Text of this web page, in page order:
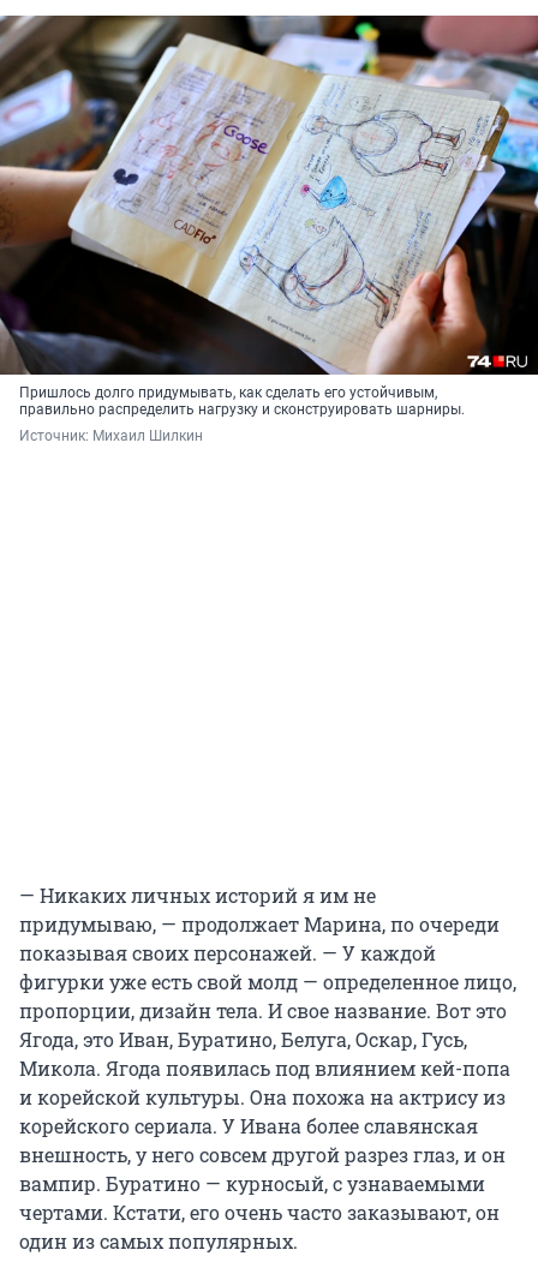
Пришлось долго придумывать, как сделать его устойчивым,
правильно распределить нагрузку и сконструировать шарниры.
Источник: Михаил Шилкин
— Никаких личных историй я им не
придумываю, — продолжает Марина, по очереди
показывая своих персонажей. — У каждой
фигурки уже есть свой молд — определенное лицо,
пропорции, дизайн тела. И свое название. Вот это
Ягода, это Иван, Буратино, Белуга, Оскар, Гусь,
Микола. Ягода появилась под влиянием кей-попа
и корейской культуры. Она похожа на актрису из
корейского сериала. У Ивана более славянская
внешность, у него совсем другой разрез глаз, и он
вампир. Буратино — курносый, с узнаваемыми
чертами. Кстати, его очень часто заказывают, он
один из самых популярных.